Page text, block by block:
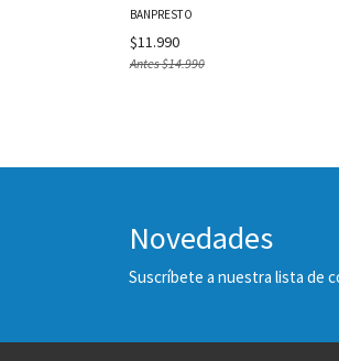
BANPRESTO
$11.990
Antes$14.990
Novedades
Suscríbete a nuestra lista de